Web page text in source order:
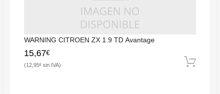
WARNING CITROEN ZX 1.9 TD Avantage
15,67€
12,95€